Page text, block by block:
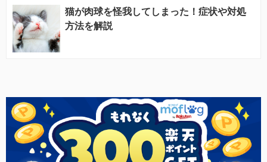
猫が肉球を怪我してしまった！症状や対処
方法を解説